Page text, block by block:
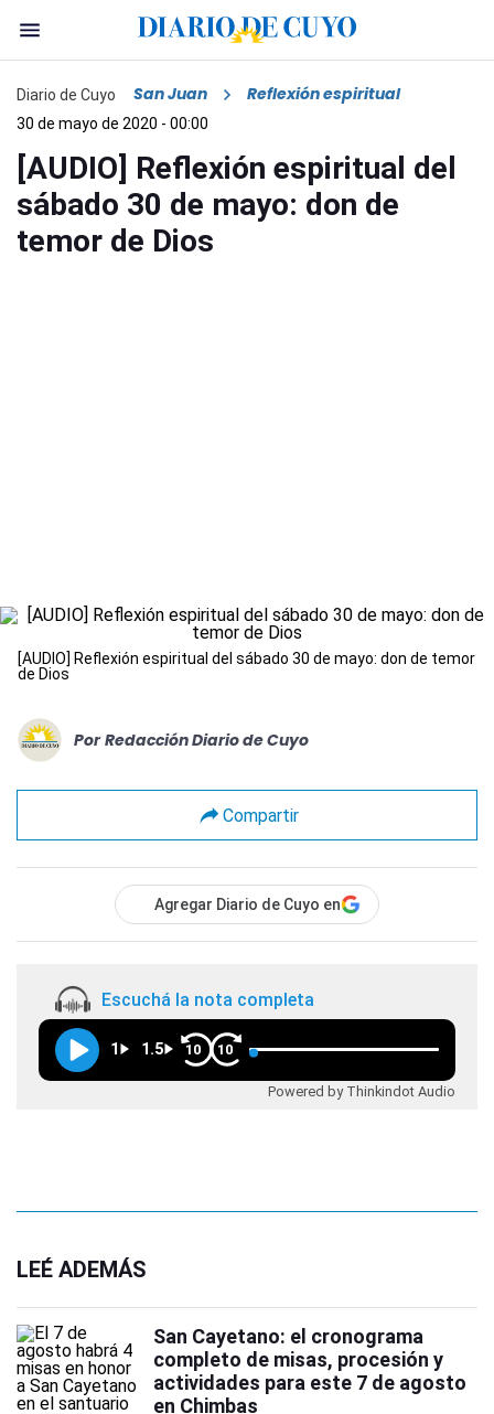
Diario de Cuyo San Juan Reflexión espiritual
30 de mayo de 2020 - 00:00
[AUDIO] Reflexión espiritual del
sábado 30 de mayo: don de
temor de Dios
[AUDIO] Reflexión espiritual del sábado 30 de mayo: don de temor
de Dios
Por Redacción Diario de Cuyo
Compartir
Agregar Diario de Cuyo en
Escuchá la nota completa
1 1.5 10 10
Powered by Thinkindot Audio
LEÉ ADEMÁS
San Cayetano: el cronograma
completo de misas, procesión y
actividades para este 7 de agosto
en Chimbas